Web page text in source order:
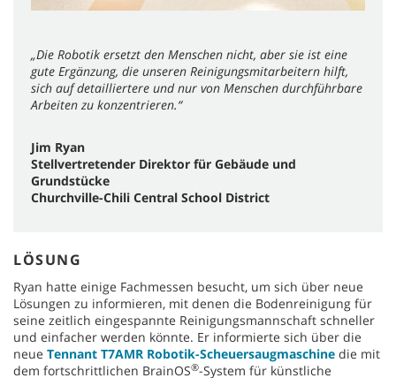
„Die Robotik ersetzt den Menschen nicht, aber sie ist eine
gute Ergänzung, die unseren Reinigungsmitarbeitern hilft,
sich auf detailliertere und nur von Menschen durchführbare
Arbeiten zu konzentrieren.“
Jim Ryan
Stellvertretender Direktor für Gebäude und
Grundstücke
Churchville-Chili Central School District
LÖSUNG
Ryan hatte einige Fachmessen besucht, um sich über neue
Lösungen zu informieren, mit denen die Bodenreinigung für
seine zeitlich eingespannte Reinigungsmannschaft schneller
und einfacher werden könnte. Er informierte sich über die
neue Tennant T7AMR Robotik-Scheuersaugmaschine die mit
dem fortschrittlichen BrainOS®-System für künstliche